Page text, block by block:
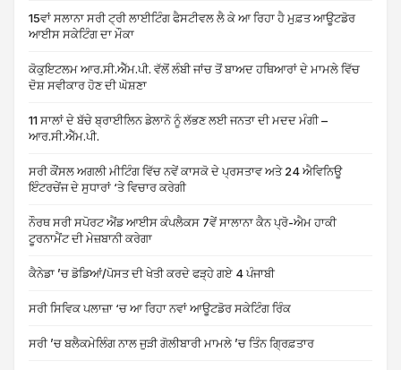
15ਵਾਂ ਸਲਾਨਾ ਸਰੀ ਟ੍ਰੀ ਲਾਈਟਿੰਗ ਫੈਸਟੀਵਲ ਲੈ ਕੇ ਆ ਰਿਹਾ ਹੈ ਮੁਫ਼ਤ ਆਊਟਡੋਰ
ਆਈਸ ਸਕੇਟਿੰਗ ਦਾ ਮੌਕਾ
ਕੋਕੁਇਟਲਮ ਆਰ.ਸੀ.ਐੱਮ.ਪੀ. ਵੱਲੋਂ ਲੰਬੀ ਜਾਂਚ ਤੋਂ ਬਾਅਦ ਹਥਿਆਰਾਂ ਦੇ ਮਾਮਲੇ ਵਿੱਚ
ਦੋਸ਼ ਸਵੀਕਾਰ ਹੋਣ ਦੀ ਘੋਸ਼ਣਾ
11 ਸਾਲਾਂ ਦੇ ਬੱਚੇ ਬ੍ਰਾਈਲਿਨ ਡੇਲਾਨੋ ਨੂੰ ਲੱਭਣ ਲਈ ਜਨਤਾ ਦੀ ਮਦਦ ਮੰਗੀ –
ਆਰ.ਸੀ.ਐੱਮ.ਪੀ.
ਸਰੀ ਕੌਂਸਲ ਅਗਲੀ ਮੀਟਿੰਗ ਵਿੱਚ ਨਵੇਂ ਕਾਸਕੋ ਦੇ ਪ੍ਰਸਤਾਵ ਅਤੇ 24 ਐਵਿਨਿਊ
ਇੰਟਰਚੇਂਜ ਦੇ ਸੁਧਾਰਾਂ ‘ਤੇ ਵਿਚਾਰ ਕਰੇਗੀ
ਨੌਰਥ ਸਰੀ ਸਪੋਰਟ ਐਂਡ ਆਈਸ ਕੰਪਲੈਕਸ 7ਵੇਂ ਸਾਲਾਨਾ ਕੈਨ ਪ੍ਰੋ-ਐਮ ਹਾਕੀ
ਟੂਰਨਾਮੈਂਟ ਦੀ ਮੇਜ਼ਬਾਨੀ ਕਰੇਗਾ
ਕੈਨੇਡਾ ’ਚ ਡੋਡਿਆਂ/ਪੋਸਤ ਦੀ ਖੇਤੀ ਕਰਦੇ ਫੜ੍ਹੇ ਗਏ 4 ਪੰਜਾਬੀ
ਸਰੀ ਸਿਵਿਕ ਪਲਾਜ਼ਾ ‘ਚ ਆ ਰਿਹਾ ਨਵਾਂ ਆਊਟਡੋਰ ਸਕੇਟਿੰਗ ਰਿੰਕ
ਸਰੀ ’ਚ ਬਲੈਕਮੇਲਿੰਗ ਨਾਲ ਜੁੜੀ ਗੋਲੀਬਾਰੀ ਮਾਮਲੇ ’ਚ ਤਿੰਨ ਗ੍ਰਿਫ਼ਤਾਰ